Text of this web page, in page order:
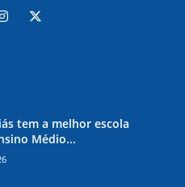
tem a melhor escola
Médio...